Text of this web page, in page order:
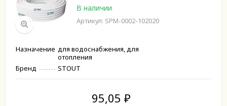
В наличии
Артикул: SPM-0002-102020
Назначение для водоснабжения, для
отопления
Бренд
STOUT
95,05 ₽